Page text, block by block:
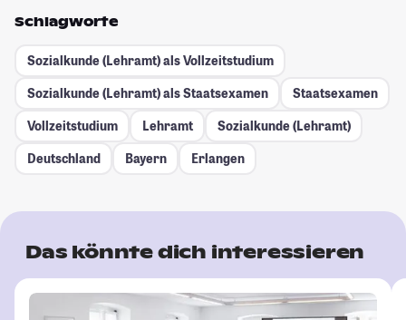
Schlagworte
Sozialkunde (Lehramt) als Vollzeitstudium
Sozialkunde (Lehramt) als Staatsexamen
Staatsexamen
Vollzeitstudium
Lehramt
Sozialkunde (Lehramt)
Deutschland
Bayern Erlangen
Das könnte dich interessieren